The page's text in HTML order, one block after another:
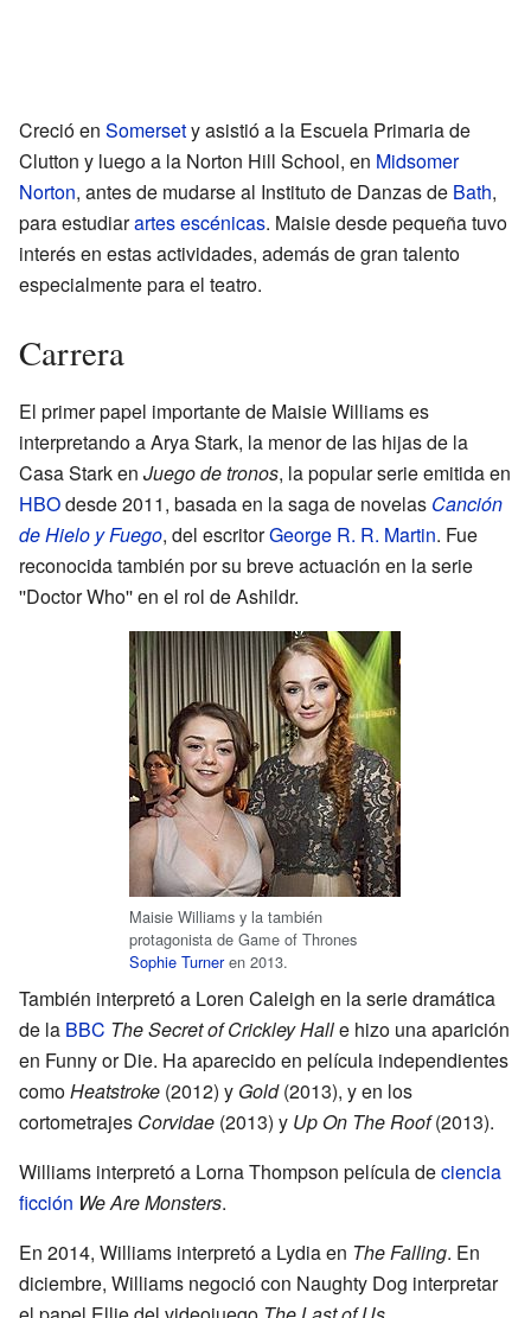
Creció en Somersety asistió a la Escuela Primaria de
Clutton y luego a la Norton Hill School, en Midsomer
Norton, antes de mudarse al Instituto de Danzas de Bath,
para estudiarartes escénicas. Maisie desde pequeña tuvo
interés en estas actividades, además de gran talento
especialmente para el teatro.
Carrera
El primer papel importante de Maisie Williams es
interpretando a Arya Stark, la menor de las hijas de la
Casa Stark en Juego de tronos, la popular serie emitida en
HBOdesde 2011, basada en la saga de novelas Canción
de Hielo y Fuego, del escritorGeorge R. R. Martin. Fue
reconocida también por su breve actuación en la serie
''Doctor Who'' en el rol de Ashildr.
Maisie Williams y la también
protagonista de Game of Thrones
Sophie Turneren 2013.
También interpretó a Loren Caleigh en la serie dramática
de la BBC The Secret of Crickley Halle hizo una aparición
en Funny or Die. Ha aparecido en película independientes
comoHeatstroke (2012) y Gold(2013), y en los
cortometrajes Corvidae (2013) y Up On The Roof(2013).
Williams interpretó a Lorna Thompson película deciencia
ficción We Are Monsters.
En 2014, Williams interpretó a Lydia en The Falling. En
diciembre, Williams negoció con Naughty Dog interpretar